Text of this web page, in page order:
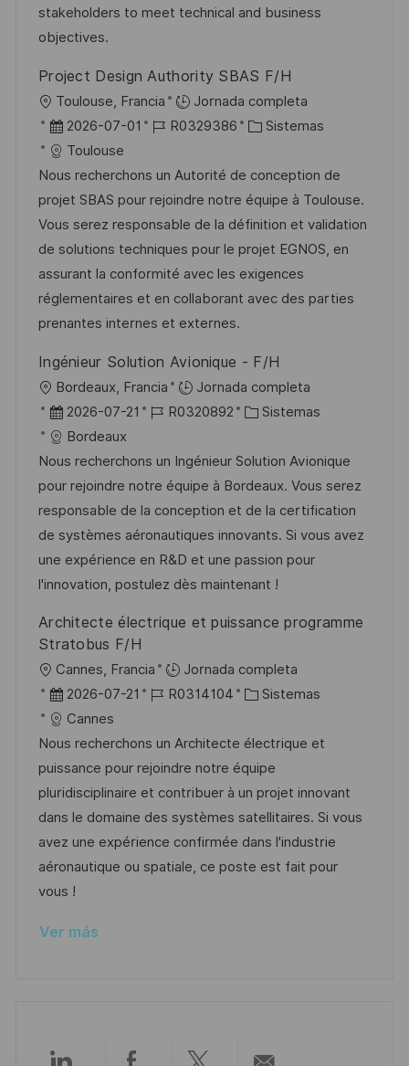
ó
n
e
p
b
l
i
c
a
c
i
ó
n
p
o
r
stakeholders to meet technical and business
objectives.
Project Design Authority SBAS F/H
U
b
c
a
c
i
ó
n
Toulouse, Francia
Jornada completa
F
e
c
h
a
d
e
p
u
l
i
c
a
c
i
ó
n
2026-07-01
I
d
e
e
m
p
e
R0329386
C
t
e
g
o
r
í
Sistemas
Toulouse
Nous recherchons un Autorité de conception de
projet SBAS pour rejoindre notre équipe à Toulouse.
Vous serez responsable de la définition et validation
de solutions techniques pour le projet EGNOS, en
assurant la conformité avec les exigences
réglementaires et en collaborant avec des parties
prenantes internes et externes.
Ingénieur Solution Avionique - F/H
U
b
c
a
c
i
ó
n
Bordeaux, Francia
Jornada completa
F
e
c
h
a
d
e
p
b
c
a
2026-07-21
I
d
e
e
m
p
l
o
R0320892
C
t
e
g
o
r
í
Sistemas
Bordeaux
Nous recherchons un Ingénieur Solution Avionique
pour rejoindre notre équipe à Bordeaux. Vous serez
responsable de la conception et de la certification
de systèmes aéronautiques innovants. Si vous avez
une expérience en R&D et une passion pour
l'innovation, postulez dès maintenant !
Architecte électrique et puissance programme
Stratobus F/H
U
b
c
a
c
i
ó
n
Cannes, Francia
Jornada completa
F
e
c
h
a
d
e
p
u
l
2026-07-21
I
d
e
e
m
p
l
R0314104
C
t
e
g
o
r
í
Sistemas
Cannes
Nous recherchons un Architecte électrique et
puissance pour rejoindre notre équipe
pluridisciplinaire et contribuer à un projet innovant
dans le domaine des systèmes satellitaires. Si vous
avez une expérience confirmée dans l'industrie
aéronautique ou spatiale, ce poste est fait pour
vous !
Ver más